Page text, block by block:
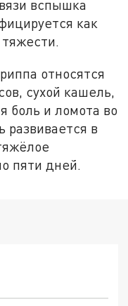
вспышка
как
относятся
сухой кашель,
боль и ломота во
развивается в
пяти дней.